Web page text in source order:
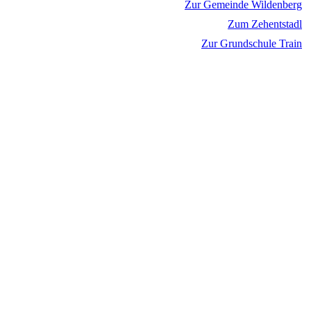
Zur Gemeinde Wildenberg
Zum Zehentstadl
Zur Grundschule Train